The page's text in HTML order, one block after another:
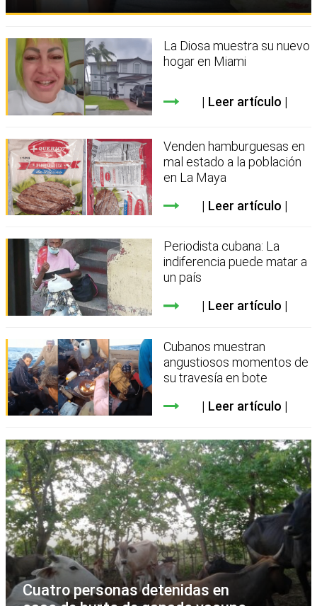
La Diosa muestra su nuevo
hogar en Miami
Leer artículo
Venden hamburguesas en
mal estado a la población
en La Maya
Leer artículo
Periodista cubana: La
indiferencia puede matar a
un país
Leer artículo
Cubanos muestran
angustiosos momentos de
su travesía en bote
Leer artículo
Cuatro personas detenidas en